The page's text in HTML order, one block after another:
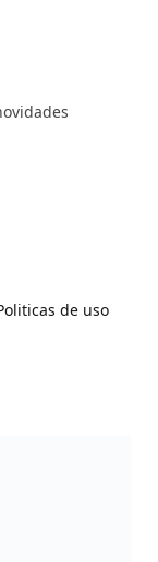
de uso